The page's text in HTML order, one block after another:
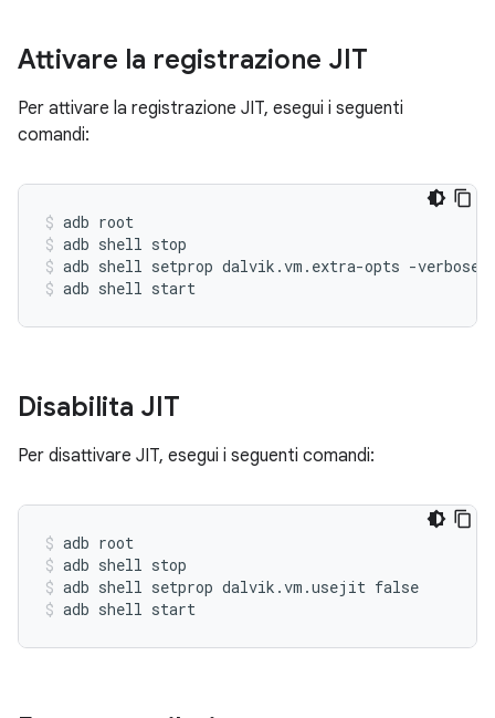
Attivare la registrazione JIT
Per attivare la registrazione JIT, esegui i seguenti
comandi:
adb root
adb shell stop
adb shell setprop dalvik.vm.extra-opts -
adb shell start
Disabilita JIT
Per disattivare JIT, esegui i seguenti comandi:
adb root
adb shell stop
adb shell setprop dalvik.vm.usejit false
adb shell start